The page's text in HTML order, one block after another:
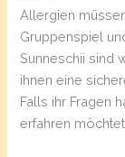
Allergien
Gruppenspiel
Sunneschii sind
ihnen eine
Falls ihr Fragen
erfahren